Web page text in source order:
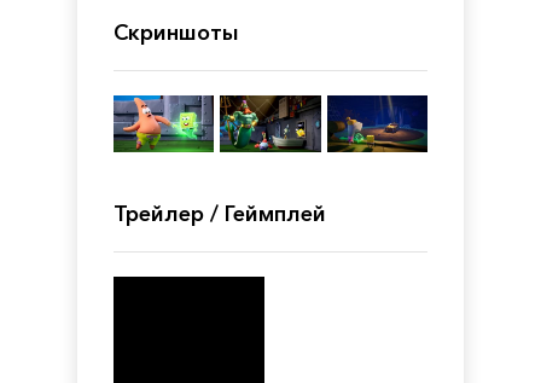
Скриншоты
Трейлер / Геймплей